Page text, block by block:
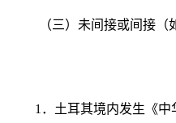
（三）未间接或间接（如
1．土耳其境内发生《中华